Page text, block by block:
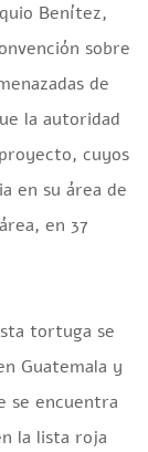
Benítez,
sobre
de
la autoridad
cuyos
en su área de
en 37
tortuga se
Guatemala y
se encuentra
la lista roja